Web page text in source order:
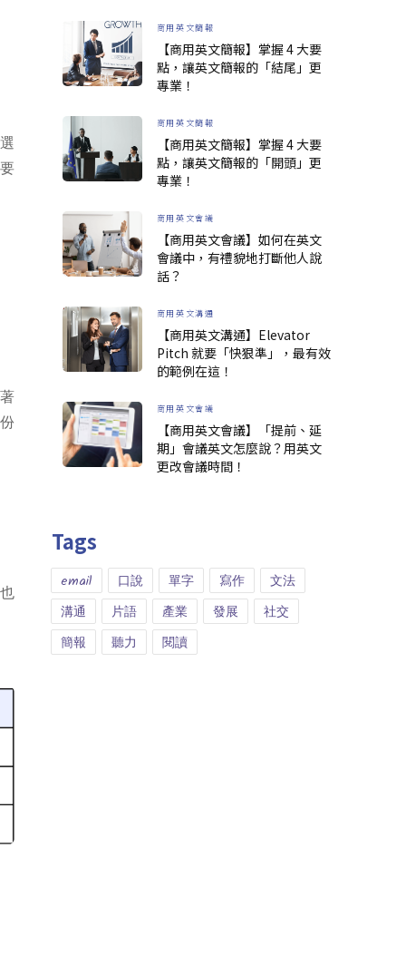
商用英文簡報
【商用英文簡報】掌握 4 大要
點，讓英文簡報的「結尾」更
專業！
商用英文簡報
【商用英文簡報】掌握 4 大要
點，讓英文簡報的「開頭」更
專業！
商用英文會議
【商用英文會議】如何在英文
會議中，有禮貌地打斷他人說
話？
商用英文溝通
【商用英文溝通】Elevator
Pitch 就要「快狠準」，最有效
的範例在這！
商用英文會議
【商用英文會議】「提前、延
期」會議英文怎麼說？用英文
更改會議時間！
Tags
email 口說 單字 寫作
文法
溝通
片語 產業 發展
社交
簡報
聽力 閱讀